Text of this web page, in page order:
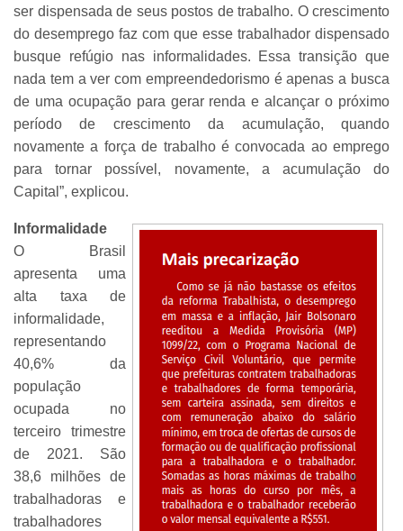
ser dispensada de seus postos de trabalho. O crescimento
do desemprego faz com que esse trabalhador dispensado
busque refúgio nas informalidades. Essa transição que
nada tem a ver com empreendedorismo é apenas a busca
de uma ocupação para gerar renda e alcançar o próximo
período de crescimento da acumulação, quando
novamente a força de trabalho é convocada ao emprego
para tornar possível, novamente, a acumulação do
Capital”, explicou.
Informalidade
O Brasil
apresenta uma
alta taxa de
informalidade,
representando
40,6% da
população
ocupada no
terceiro trimestre
de 2021. São
38,6 milhões de
trabalhadoras e
trabalhadores